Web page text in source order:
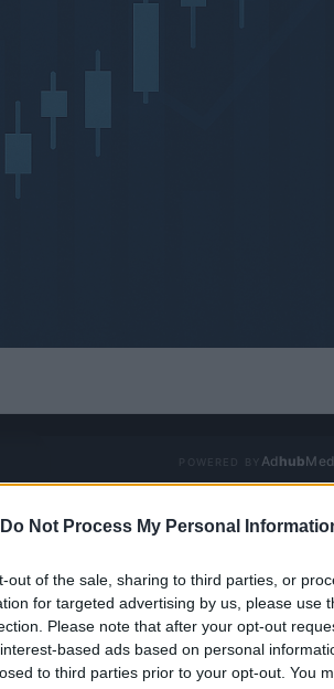
Do Not Process My Personal
out of the sale, sharing to third parties, or
for targeted advertising by us, please use
Please note that after your opt-out
based ads based on personal
to third parties prior to your opt-out. You
Ad hub